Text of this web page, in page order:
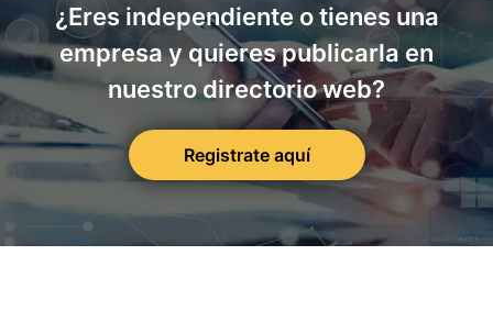
¿Eres independiente o tienes una
empresa y quieres publicarla en
nuestro directorio web?
Registrate aquí